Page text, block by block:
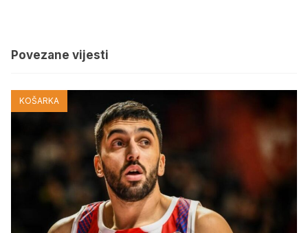
Povezane vijesti
KOŠARKA